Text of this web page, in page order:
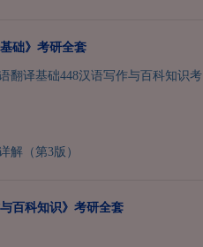
础》考研全套
翻译基础448汉语写作与百科知识考
解（第3版）
百科知识》考研全套